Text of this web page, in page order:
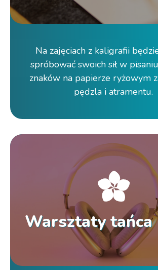
Na zajęciach z kaligrafii
spróbować swoich sił w
znaków na papierze ryżowym
pędzla i atramentu.
Warsztaty tańca